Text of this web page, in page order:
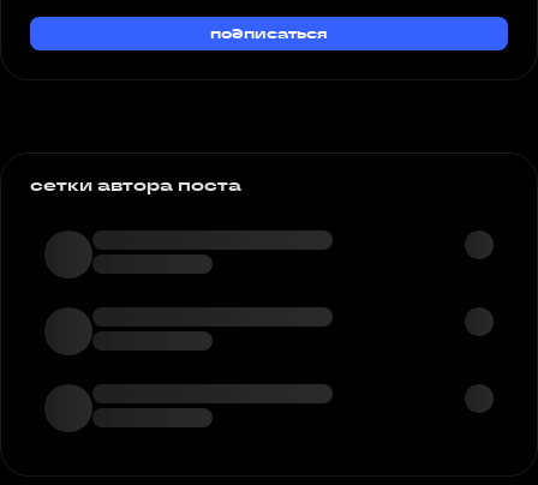
подписаться
сетки автора поста